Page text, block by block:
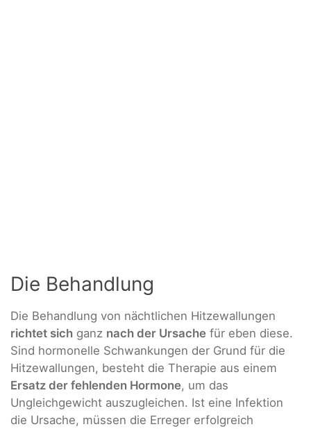
Die Behandlung
Die Behandlung von nächtlichen Hitzewallungen
richtet sich ganz nach der Ursache für eben diese.
Sind hormonelle Schwankungen der Grund für die
Hitzewallungen, besteht die Therapie aus einem
Ersatz der fehlenden Hormone, um das
Ungleichgewicht auszugleichen. Ist eine Infektion
die Ursache, müssen die Erreger erfolgreich